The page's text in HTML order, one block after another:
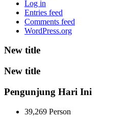
Log in
Entries feed
Comments feed
WordPress.org
New title
New title
Pengunjung Hari Ini
39,269 Person